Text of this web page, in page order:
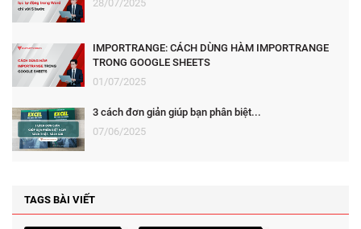
28/07/2025
IMPORTRANGE: CÁCH DÙNG HÀM IMPORTRANGE
TRONG GOOGLE SHEETS
01/07/2025
3 cách đơn giản giúp bạn phân biệt...
07/06/2025
TAGS BÀI VIẾT